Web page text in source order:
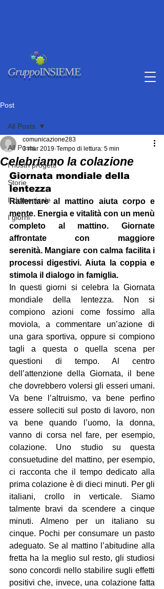
GruppoINSIEME
Post
All Posts
I nostri progetti
Storie
Il domenicale
I giorni
All Posts
Celebriamo la colazione
comunicazione283
3 mar 2019 Tempo di lettura: 5 min
Giornata mondiale della
lentezza
Rallentare al mattino aiuta corpo e
mente. Energia e vitalità con un menù
completo al mattino. Giornate
affrontate con maggiore
serenità. Mangiare con calma facilita i
processi digestivi. Aiuta la coppia e
stimola il dialogo in famiglia.
In questi giorni si celebra la Giornata
mondiale della lentezza. Non si
compiono azioni come fossimo alla
moviola, a commentare un’azione di
una gara sportiva, oppure si compiono
tagli a questa o quella scena per
questioni di tempo. Al centro
dell’attenzione della Giornata, il bene
che dovrebbero volersi gli esseri umani.
Va bene l’altruismo, va bene perfino
essere solleciti sul posto di lavoro, non
va bene quando l’uomo, la donna,
vanno di corsa nel fare, per esempio,
colazione. Uno studio su questa
consuetudine del mattino, per esempio,
ci racconta che il tempo dedicato alla
prima colazione è di dieci minuti. Per gli
italiani, crollo in verticale. Siamo
talmente bravi da scendere a cinque
minuti. Almeno per un italiano su
cinque. Pochi per consumare un pasto
adeguato. Se al mattino l’abitudine alla
fretta ha la meglio sul resto, gli studiosi
sono concordi nello stabilire sugli effetti
positivi che, invece, una colazione fatta